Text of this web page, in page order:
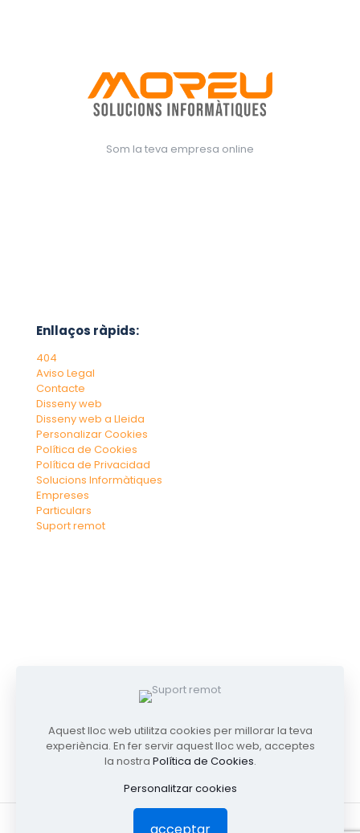
Som la teva empresa online
Enllaços ràpids:
404
Aviso Legal
Contacte
Disseny web
Disseny web a Lleida
Personalizar Cookies
Política de Cookies
Política de Privacidad
Solucions Informàtiques
Empreses
Particulars
Suport remot
Aquest lloc web utilitza cookies per millorar la teva
experiència. En fer servir aquest lloc web, acceptes
la nostra Política de Cookies.
Personalitzar cookies